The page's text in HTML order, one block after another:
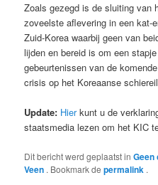
Zoals gezegd is de sluiting van
zoveelste aflevering in een kat-
Zuid-Korea waarbij geen van
lijden en bereid is om een
gebeurtenissen van de
crisis op het Koreaanse
Update: Hierkunt u de
staatsmedia lezen om het KIC
Dit bericht werd geplaatst inGeen
Veen . Bookmark depermalink .